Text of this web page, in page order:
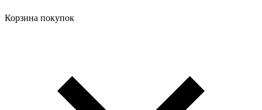
Корзина покупок